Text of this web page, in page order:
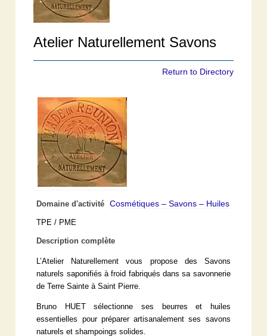
Atelier Naturellement Savons
Return to Directory
Domaine d'activité Cosmétiques – Savons – Huiles
TPE / PME
Description complète
L’Atelier Naturellement vous propose des Savons
naturels saponifiés à froid fabriqués dans sa savonnerie
de Terre Sainte à Saint Pierre.
Bruno HUET sélectionne ses beurres et huiles
essentielles pour préparer artisanalement ses savons
naturels et shampoings solides.